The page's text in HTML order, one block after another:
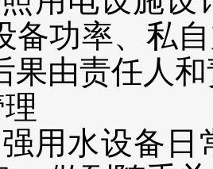
备功率、私
果由责任人
用水设备